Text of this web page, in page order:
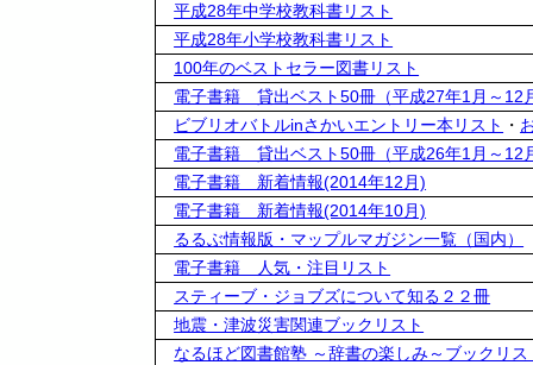
平成28年中学校教科書リスト
平成28年小学校教科書リスト
100年のベストセラー図書リスト
電子書籍 貸出ベスト50冊（平成27年1月～12
ビブリオバトルinさかいエントリー本リスト ・
電子書籍 貸出ベスト50冊（平成26年1月～12
電子書籍 新着情報(2014年12月)
電子書籍 新着情報(2014年10月)
るるぶ情報版・マップルマガジン一覧（国内）
電子書籍 人気・注目リスト
スティーブ・ジョブズについて知る２２冊
地震・津波災害関連ブックリスト
なるほど図書館塾 ～辞書の楽しみ～ブックリ